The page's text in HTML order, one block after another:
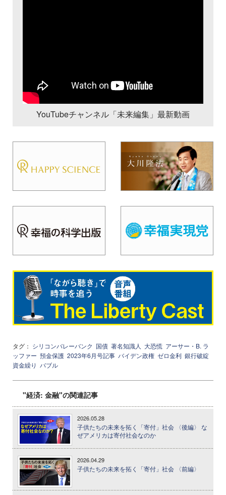
YouTubeチャンネル「未来編集」最新動画
タグ： シリコンバレーバンク 国債 著名知識人 大恐慌 アーサー・B. ラ
ッファー 預金保護 2023年6月号記事 バイデン政権 ゼロ金利 銀行破綻
資金繰り バブル
"経済: 金融"の関連記事
2026.05.28
子供たちの未来を拓く「寄付」社会 〈後編〉 な
ぜアメリカは寄付社会なのか
2026.04.29
子供たちの未来を拓く「寄付」社会 〈前編〉